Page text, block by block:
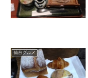
仙台グルメ